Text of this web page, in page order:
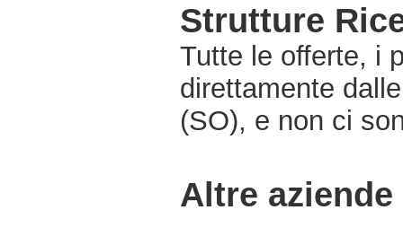
Strutture
Tutte le offerte, i
direttamente
(SO), e non ci
Altre